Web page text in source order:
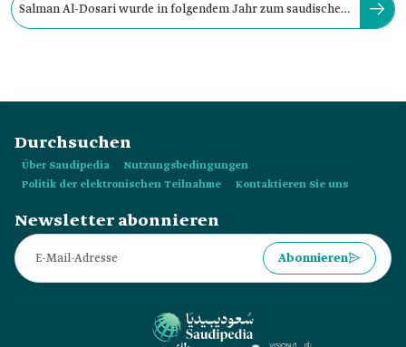
Salman Al-Dosari wurde in folgendem Jahr zum saudischen
Durchsuchen
Über Saudipedia
Nutzungsbedingungen
Politik der elektronischen Teilnahme
Kontaktieren Sie uns
Newsletter abonnieren
Abonnieren